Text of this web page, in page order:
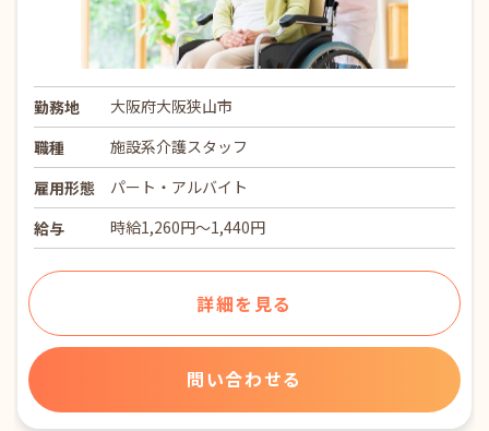
勤務地
大阪府大阪狭山市
職種
施設系介護スタッフ
雇用形態
パート・アルバイト
給与
時給1,260円～1,440円
詳細を見る
問い合わせる